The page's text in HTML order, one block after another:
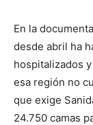
En la
desde abril ha
hospitalizados
esa región no
que exige
24.750 camas